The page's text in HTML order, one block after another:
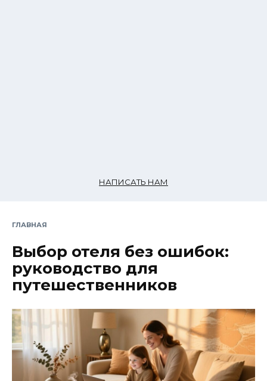
НАПИСАТЬ НАМ
ГЛАВНАЯ
Выбор отеля без ошибок:
руководство для
путешественников